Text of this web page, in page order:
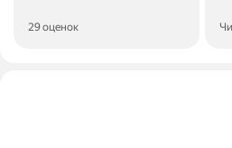
29 оценок